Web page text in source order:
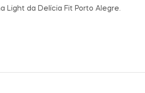
Light da Delícia Fit Porto Alegre.